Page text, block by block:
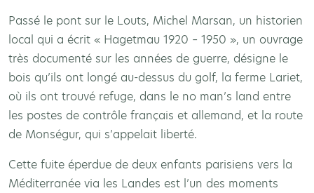
Passé le pont sur le Louts, Michel Marsan, un historien
local qui a écrit « Hagetmau 1920 – 1950 », un ouvrage
très documenté sur les années de guerre, désigne le
bois qu’ils ont longé au-dessus du golf, la ferme Lariet,
où ils ont trouvé refuge, dans le no man’s land entre
les postes de contrôle français et allemand, et la route
de Monségur, qui s’appelait liberté.
Cette fuite éperdue de deux enfants parisiens vers la
Méditerranée via les Landes est l’un des moments